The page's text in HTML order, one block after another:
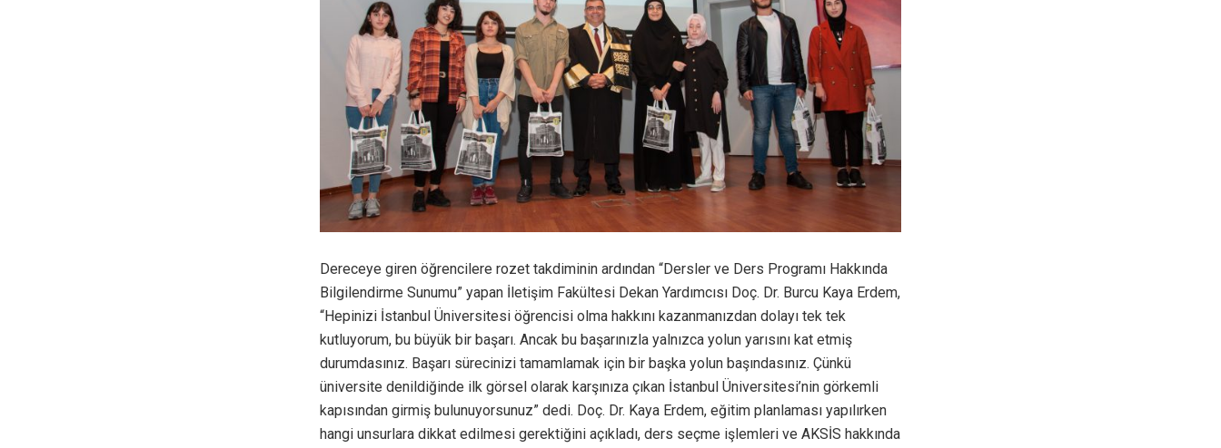
Dereceye giren öğrencilere rozet takdiminin ardından “Dersler ve Ders Programı Hakkında
Bilgilendirme Sunumu” yapan İletişim Fakültesi Dekan Yardımcısı Doç. Dr. Burcu Kaya Erdem,
“Hepinizi İstanbul Üniversitesi öğrencisi olma hakkını kazanmanızdan dolayı tek tek
kutluyorum, bu büyük bir başarı. Ancak bu başarınızla yalnızca yolun yarısını kat etmiş
durumdasınız. Başarı sürecinizi tamamlamak için bir başka yolun başındasınız. Çünkü
üniversite denildiğinde ilk görsel olarak karşınıza çıkan İstanbul Üniversitesi’nin görkemli
kapısından girmiş bulunuyorsunuz” dedi. Doç. Dr. Kaya Erdem, eğitim planlaması yapılırken
hangi unsurlara dikkat edilmesi gerektiğini açıkladı, ders seçme işlemleri ve AKSİS hakkında